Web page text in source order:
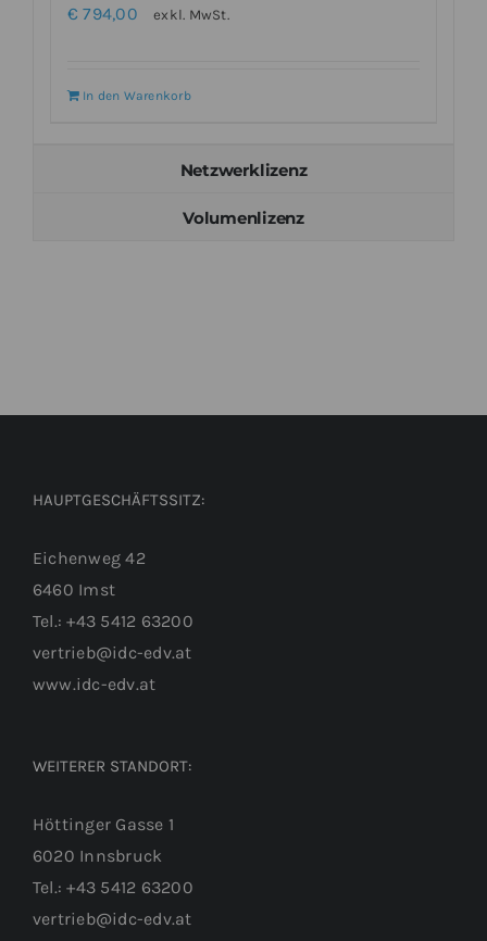
€ 794,00 exkl. MwSt.
In den Warenkorb
Netzwerklizenz
Volumenlizenz
HAUPTGESCHÄFTSSITZ:
Eichenweg 42
6460 Imst
Tel.: +43 5412 63200
vertrieb@idc-edv.at
www.idc-edv.at
WEITERER STANDORT:
Höttinger Gasse 1
6020 Innsbruck
Tel.: +43 5412 63200
vertrieb@idc-edv.at